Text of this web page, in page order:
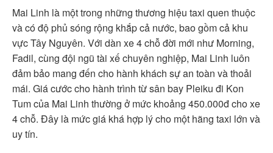
Mai Linh là một trong những thương hiệu taxi quen thuộc
và có độ phủ sóng rộng khắp cả nước, bao gồm cả khu
vực Tây Nguyên. Với dàn xe 4 chỗ đời mới như Morning,
Fadil, cùng đội ngũ tài xế chuyên nghiệp, Mai Linh luôn
đảm bảo mang đến cho hành khách sự an toàn và thoải
mái. Giá cước cho hành trình từ sân bay Pleiku đi Kon
Tum của Mai Linh thường ở mức khoảng 450.000đ cho xe
4 chỗ. Đây là mức giá khá hợp lý cho một hãng taxi lớn và
uy tín.